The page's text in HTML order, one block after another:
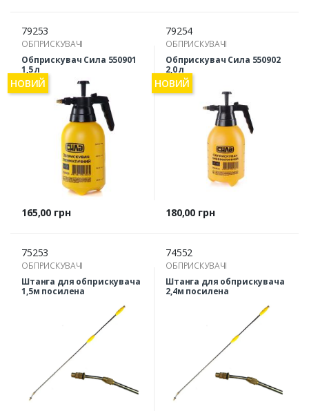
79253
ОБПРИСКУВАЧІ
Обприскувач Сила 550901
1,5 л
Ціна
165,00 грн
НОВИЙ
79254
ОБПРИСКУВАЧІ
Обприскувач Сила 550902
2,0 л
Ціна
180,00 грн
НОВИЙ
75253
ОБПРИСКУВАЧІ
Штанга для обприскувача
1,5м посилена
74552
ОБПРИСКУВАЧІ
Штанга для обприскувача
2,4м посилена